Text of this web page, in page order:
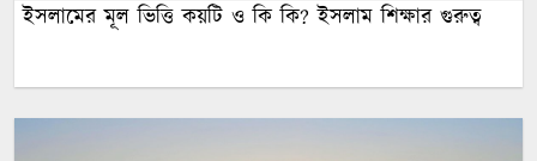
ইসলামের মূল ভিত্তি কয়টি ও কি কি? ইসলাম শিক্ষার গুরুত্ব